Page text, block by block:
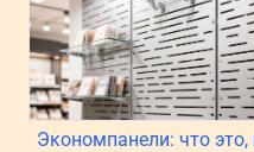
Экономпанели: что это,